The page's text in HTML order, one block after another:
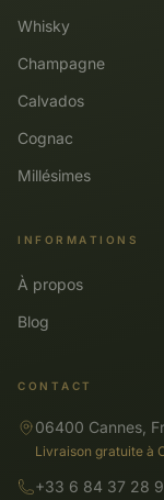
Whisky
Champagne
Calvados
Cognac
Millésimes
INFORMATIONS
À propos
Blog
CONTACT
06400 Cannes,
Livraison gratuite à
+33 6 84 37 28